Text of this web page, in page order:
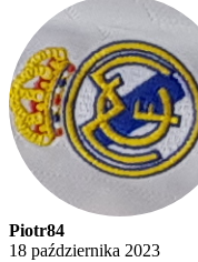
Piotr84
18 października 2023